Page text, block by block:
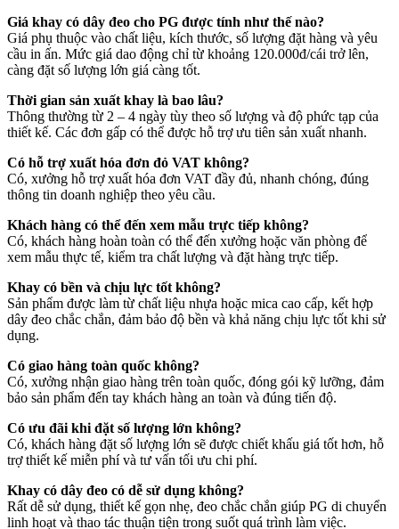
Giá khay có dây đeo cho PG được tính như thế nào?
Giá phụ thuộc vào chất liệu, kích thước, số lượng đặt hàng và yêu
cầu in ấn. Mức giá dao động chỉ từ khoảng 120.000đ/cái trở lên,
càng đặt số lượng lớn giá càng tốt.
Thời gian sản xuất khay là bao lâu?
Thông thường từ 2 – 4 ngày tùy theo số lượng và độ phức tạp của
thiết kế. Các đơn gấp có thể được hỗ trợ ưu tiên sản xuất nhanh.
Có hỗ trợ xuất hóa đơn đỏ VAT không?
Có, xưởng hỗ trợ xuất hóa đơn VAT đầy đủ, nhanh chóng, đúng
thông tin doanh nghiệp theo yêu cầu.
Khách hàng có thể đến xem mẫu trực tiếp không?
Có, khách hàng hoàn toàn có thể đến xưởng hoặc văn phòng để
xem mẫu thực tế, kiểm tra chất lượng và đặt hàng trực tiếp.
Khay có bền và chịu lực tốt không?
Sản phẩm được làm từ chất liệu nhựa hoặc mica cao cấp, kết hợp
dây đeo chắc chắn, đảm bảo độ bền và khả năng chịu lực tốt khi sử
dụng.
Có giao hàng toàn quốc không?
Có, xưởng nhận giao hàng trên toàn quốc, đóng gói kỹ lưỡng, đảm
bảo sản phẩm đến tay khách hàng an toàn và đúng tiến độ.
Có ưu đãi khi đặt số lượng lớn không?
Có, khách hàng đặt số lượng lớn sẽ được chiết khấu giá tốt hơn, hỗ
trợ thiết kế miễn phí và tư vấn tối ưu chi phí.
Khay có dây đeo có dễ sử dụng không?
Rất dễ sử dụng, thiết kế gọn nhẹ, đeo chắc chắn giúp PG di chuyển
linh hoạt và thao tác thuận tiện trong suốt quá trình làm việc.